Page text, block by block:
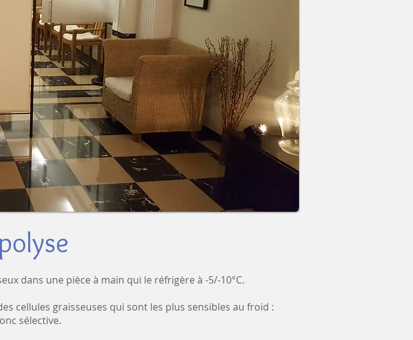
dans une pièce à main qui le réfrigère à -5/-10°C.
cellules graisseuses qui sont les plus sensibles au froid :
sélective.